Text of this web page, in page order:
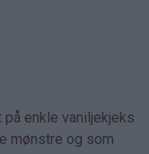
på enkle vaniljekjeks
mønstre og som